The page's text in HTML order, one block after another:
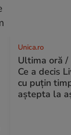
Unica.ro
Ultima oră /
Ce a decis
cu puțin
aștepta la